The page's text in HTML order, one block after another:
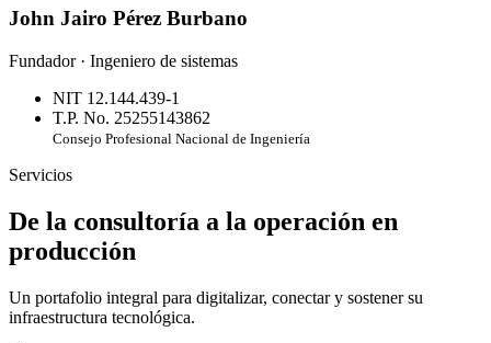
John Jairo Pérez Burbano
Fundador · Ingeniero de sistemas
NIT 12.144.439-1
T.P. No. 25255143862
Consejo Profesional Nacional de Ingeniería
Servicios
De la consultoría a la operación en
producción
Un portafolio integral para digitalizar, conectar y sostener su
infraestructura tecnológica.